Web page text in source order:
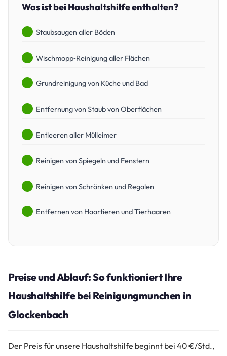
Was ist bei Haushaltshilfe enthalten?
Staubsaugen aller Böden
Wischmopp‑Reinigung aller Flächen
Grundreinigung von Küche und Bad
Entfernung von Staub von Oberflächen
Entleeren aller Mülleimer
Reinigen von Spiegeln und Fenstern
Reinigen von Schränken und Regalen
Entfernen von Haartieren und Tierhaaren
Preise und Ablauf: So funktioniert Ihre
Haushaltshilfe bei Reinigungmunchen in
Glockenbach
Der Preis für unsere Haushaltshilfe beginnt bei 40 €/Std.,